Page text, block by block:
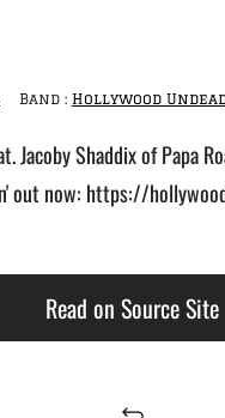
Band : Hollywood
Jacoby Shaddix of Papa
out now: https://
Read on Source Site